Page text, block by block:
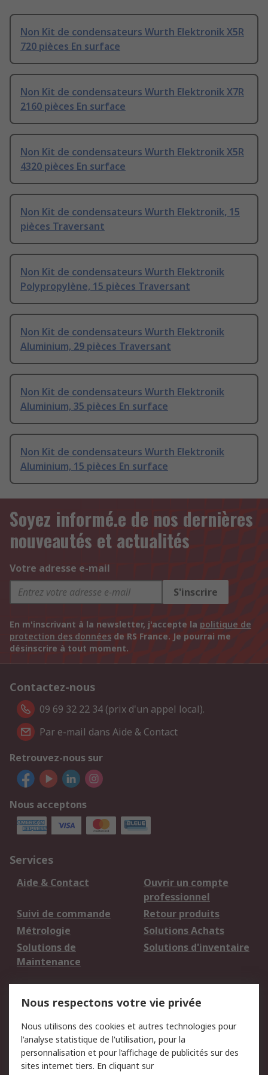
Non Kit de condensateurs Wurth Elektronik X5R
720 pièces En surface
Non Kit de condensateurs Wurth Elektronik X7R
2160 pièces En surface
Non Kit de condensateurs Wurth Elektronik X5R
4320 pièces En surface
Non Kit de condensateurs Wurth Elektronik, 15
pièces Traversant
Non Kit de condensateurs Wurth Elektronik
Polypropylène, 15 pièces Traversant
Non Kit de condensateurs Wurth Elektronik
Aluminium, 29 pièces Traversant
Non Kit de condensateurs Wurth Elektronik
Aluminium, 35 pièces En surface
Non Kit de condensateurs Wurth Elektronik
Aluminium, 15 pièces En surface
Soyez informé.e de nos dernières
nouveautés et actualités
Votre adresse e-mail
S'inscrire
En m'inscrivant à la newsletter, j'accepte la politique de
protection des données de RS France. Je pourrai me
désinscrire à tout moment.
Contactez-nous
09 69 32 22 34 (prix d'un appel local).
Par e-mail dans Aide & Contact
Retrouvez-nous sur
Nous acceptons
Services
Aide & Contact
Ouvrir un compte
professionnel
Suivi de commande
Retour produits
Métrologie
Solutions Achats
Solutions de
Maintenance
Solutions d'inventaire
du site
Politique de protection
des données - Mise à
Sécurité des E-mails
Nous respectons votre vie privée
Nous utilisons des cookies et autres technologies pour
l'analyse statistique de l'utilisation, pour la
personnalisation et pour l’affichage de publicités sur des
sites internet tiers. En cliquant sur